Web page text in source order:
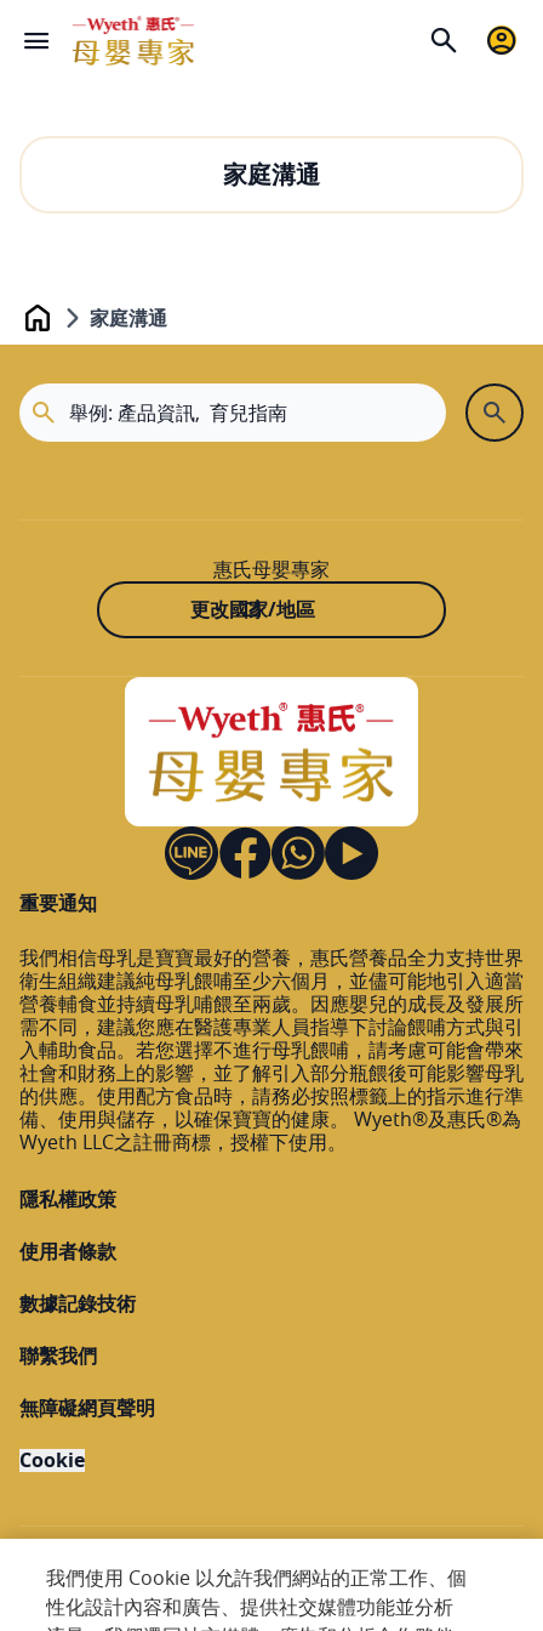
家庭溝通
Home 家庭溝通
惠氏母嬰專家
更改國家/地區
重要通知
我們相信母乳是寶寶最好的營養，惠氏營養品全力支持世界
衛生組織建議純母乳餵哺至少六個月，並儘可能地引入適當
營養輔食並持續母乳哺餵至兩歲。因應嬰兒的成長及發展所
需不同，建議您應在醫護專業人員指導下討論餵哺方式與引
入輔助食品。若您選擇不進行母乳餵哺，請考慮可能會帶來
社會和財務上的影響，並了解引入部分瓶餵後可能影響母乳
的供應。使用配方食品時，請務必按照標籤上的指示進行準
備、使用與儲存，以確保寶寶的健康。 Wyeth®及惠氏®為
Wyeth LLC之註冊商標，授權下使用。
隱私權政策
使用者條款
數據記錄技術
聯繫我們
無障礙網頁聲明
Cookie
Copyright @ 2026 Nestlé. All rights reserved.
我們使用 Cookie 以允許我們網站的正常工作、個
性化設計內容和廣告、提供社交媒體功能並分析